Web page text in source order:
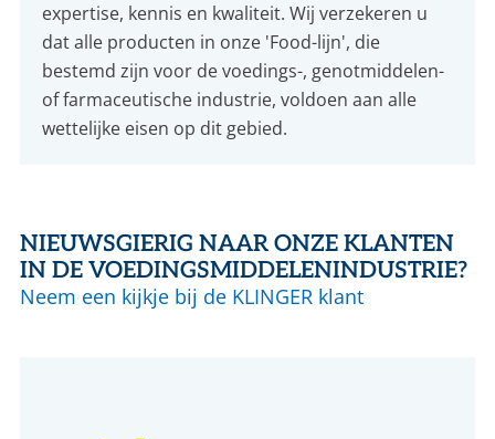
expertise, kennis en kwaliteit. Wij verzekeren u
dat alle producten in onze 'Food-lijn', die
bestemd zijn voor de voedings-, genotmiddelen-
of farmaceutische industrie, voldoen aan alle
wettelijke eisen op dit gebied.
NIEUWSGIERIG NAAR ONZE KLANTEN
IN DE VOEDINGSMIDDELENINDUSTRIE?
Neem een kijkje bij de KLINGER klant